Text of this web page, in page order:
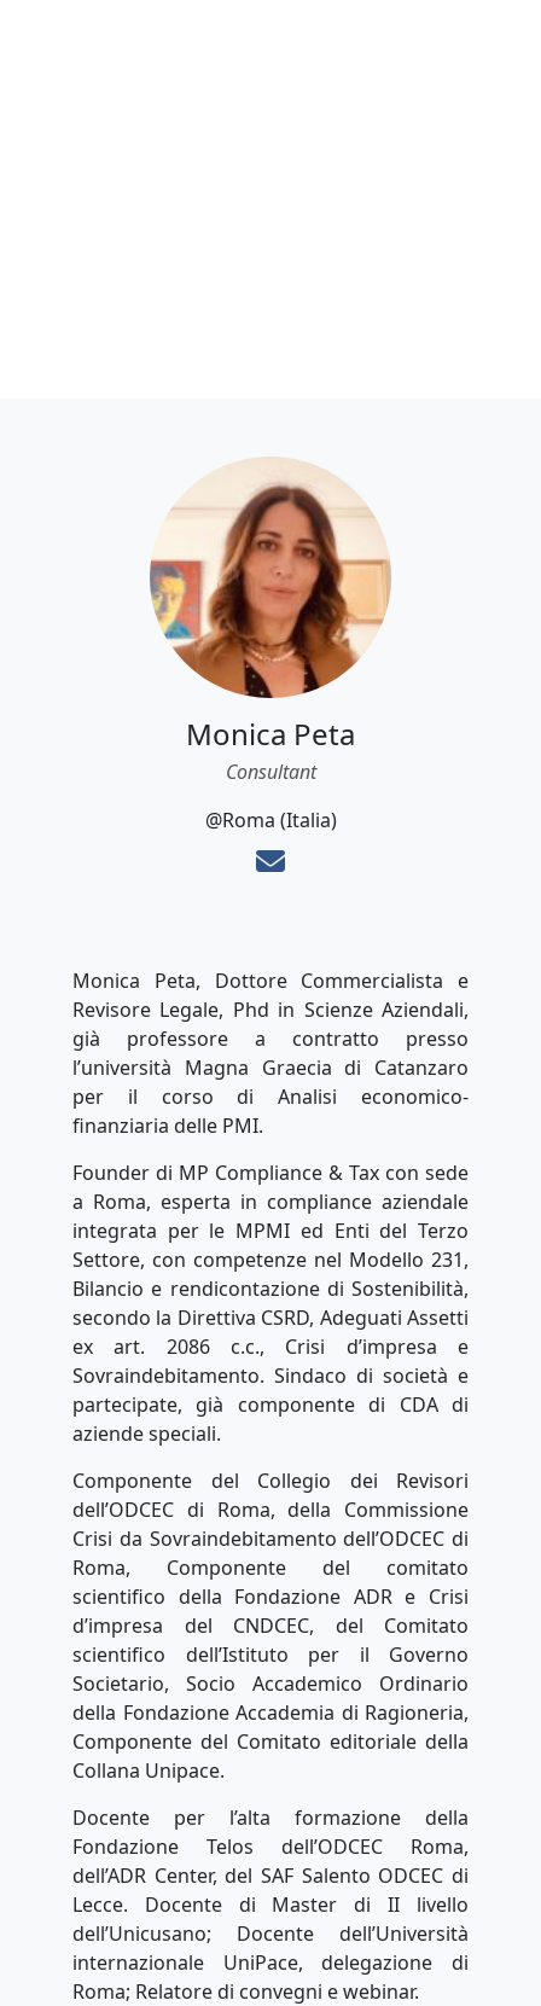
Monica Peta
Consultant
@Roma (Italia)
Monica Peta, Dottore Commercialista e
Revisore Legale, Phd in Scienze Aziendali,
già professore a contratto presso
l’università Magna Graecia di Catanzaro
per il corso di Analisi economico-
finanziaria delle PMI.
Founder di MP Compliance & Tax con sede
a Roma, esperta in compliance aziendale
integrata per le MPMI ed Enti del Terzo
Settore, con competenze nel Modello 231,
Bilancio e rendicontazione di Sostenibilità,
secondo la Direttiva CSRD, Adeguati Assetti
ex art. 2086 c.c., Crisi d’impresa e
Sovraindebitamento. Sindaco di società e
partecipate, già componente di CDA di
aziende speciali.
Componente del Collegio dei Revisori
dell’ODCEC di Roma, della Commissione
Crisi da Sovraindebitamento dell’ODCEC di
Roma, Componente del comitato
scientifico della Fondazione ADR e Crisi
d’impresa del CNDCEC, del Comitato
scientifico dell’Istituto per il Governo
Societario, Socio Accademico Ordinario
della Fondazione Accademia di Ragioneria,
Componente del Comitato editoriale della
Collana Unipace.
Docente per l’alta formazione della
Fondazione Telos dell’ODCEC Roma,
dell’ADR Center, del SAF Salento ODCEC di
Lecce. Docente di Master di II livello
dell’Unicusano; Docente dell’Università
internazionale UniPace, delegazione di
Roma; Relatore di convegni e webinar.